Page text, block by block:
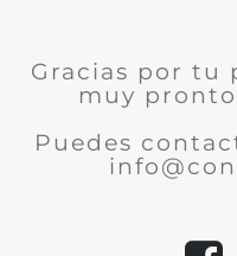
Gracias por tu
muy
Puedes